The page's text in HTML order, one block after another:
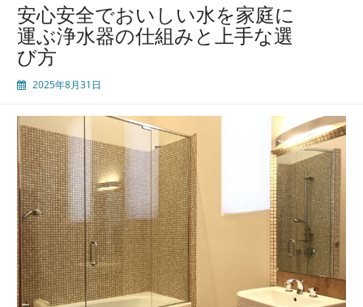
暮
ら
守
家
庭
用
浄
水
器
の
選
び
方
と
安心安全でおいしい水を家庭に
運ぶ浄水器の仕組みと上手な選
び方
2025年8月31日